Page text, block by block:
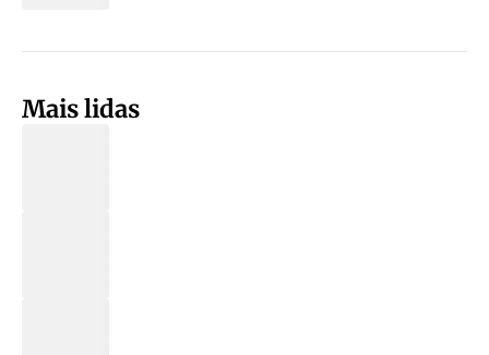
Mais lidas